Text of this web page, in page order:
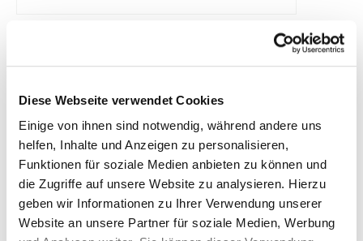
Diese Webseite verwendet Cookies
Einige von ihnen sind notwendig, während andere uns
helfen, Inhalte und Anzeigen zu personalisieren,
Funktionen für soziale Medien anbieten zu können und
die Zugriffe auf unsere Website zu analysieren. Hierzu
geben wir Informationen zu Ihrer Verwendung unserer
Website an unsere Partner für soziale Medien, Werbung
Unser defu Hundenassfutter Ente ”Sensitiv“ ist
eine schmackhafte Komposition aus Bio-Ente und
Fleischanteil ist mit 70 % besonders hoch.
Natürliche Zutaten wie Zucchini, Hirse und
frischer Kürbis liefern wichtige Vitamine und
Ballaststoffe für ein fröhliches Hundeleben voller
Lebenskraft.
Die Rezeptur des Nassfutters enthält mit Ente nur
eine einzige tierische Proteinquelle (Single
Protein). Damit ist es ideal geeignet als tägliches